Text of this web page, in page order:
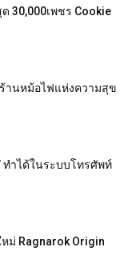
30,000เพชร Cookie
านหม้อไฟแห่งความสุข
ทำได้ในระบบโทรศัพท์
หม่ Ragnarok Origin